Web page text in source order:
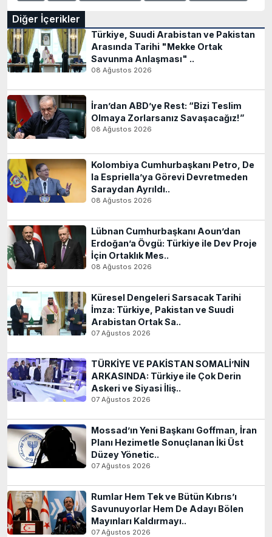
Diğer İçerikler
Türkiye, Suudi Arabistan ve Pakistan
Arasında Tarihi "Mekke Ortak
Savunma Anlaşması" ..
08 Ağustos 2026
İran’dan ABD’ye Rest: “Bizi Teslim
Olmaya Zorlarsanız Savaşacağız!”
08 Ağustos 2026
Kolombiya Cumhurbaşkanı Petro, De
la Espriella’ya Görevi Devretmeden
Saraydan Ayrıldı..
08 Ağustos 2026
Lübnan Cumhurbaşkanı Aoun’dan
Erdoğan’a Övgü: Türkiye ile Dev Proje
İçin Ortaklık Mes..
08 Ağustos 2026
Küresel Dengeleri Sarsacak Tarihi
İmza: Türkiye, Pakistan ve Suudi
Arabistan Ortak Sa..
07 Ağustos 2026
TÜRKİYE VE PAKİSTAN SOMALİ’NİN
ARKASINDA: Türkiye ile Çok Derin
Askeri ve Siyasi İliş..
07 Ağustos 2026
Mossad’ın Yeni Başkanı Goffman, İran
Planı Hezimetle Sonuçlanan İki Üst
Düzey Yönetic..
07 Ağustos 2026
Rumlar Hem Tek ve Bütün Kıbrıs’ı
Savunuyorlar Hem De Adayı Bölen
Mayınları Kaldırmayı..
07 Ağustos 2026